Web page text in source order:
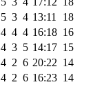
5 3 4 13:11
18
4 4 4 16:18 16
4 3 5 14:17 15
4 2 6 20:22 14
4 2 6 16:23 14